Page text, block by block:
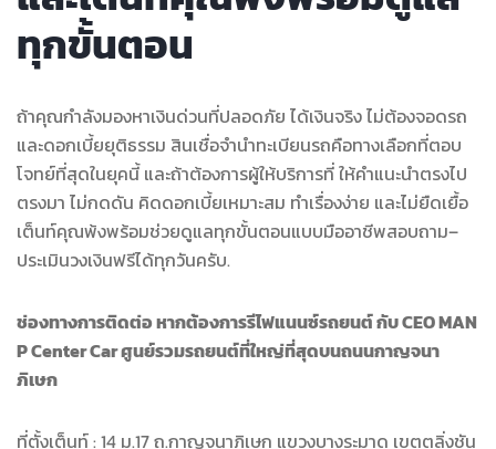
ทุกขั้นตอน
ถ้าคุณกำลังมองหาเงินด่วนที่ปลอดภัย ได้เงินจริง ไม่ต้องจอดรถ
และดอกเบี้ยยุติธรรม สินเชื่อจำนำทะเบียนรถคือทางเลือกที่ตอบ
โจทย์ที่สุดในยุคนี้ และถ้าต้องการผู้ให้บริการที่ ให้คำแนะนำตรงไป
ตรงมา ไม่กดดัน คิดดอกเบี้ยเหมาะสม ทำเรื่องง่าย และไม่ยืดเยื้อ
เต็นท์คุณพ้งพร้อมช่วยดูแลทุกขั้นตอนแบบมืออาชีพสอบถาม–
ประเมินวงเงินฟรีได้ทุกวันครับ.
ช่องทางการติดต่อ หากต้องการรีไฟแนนซ์รถยนต์ กับ CEO MAN
P Center Car ศูนย์รวมรถยนต์ที่ใหญ่ที่สุดบนถนนกาญจนา
ภิเษก
ที่ตั้งเต็นท์ : 14 ม.17 ถ.กาญจนาภิเษก แขวงบางระมาด เขตตลิ่งชัน